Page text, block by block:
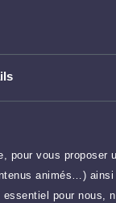
pour vous proposer
animés…)
pour nous,
et de la
défense
un rappel